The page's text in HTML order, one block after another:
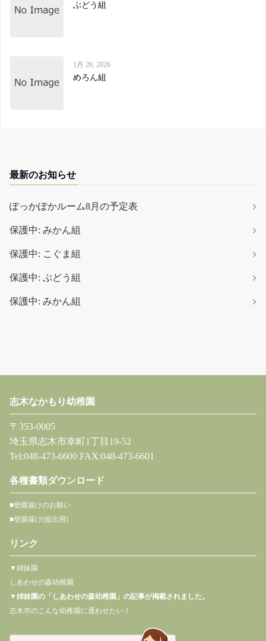
ぶどう組
1月 26, 2026
めろん組
最新のお知らせ
ぽっかぽかルーム8月の予定表
保護中: みかん組
保護中: こぐま組
保護中: ぶどう組
保護中: みかん組
志木なかもり幼稚園
〒353-0005
埼玉県志木市幸町1丁目19-52
Tel:048-473-6600 FAX:048-473-6601
各種書類ダウンロード
■登園届けのお願い
■登園届け(提出用)
リンク
▼姉妹園
しあわせの森幼稚園
▼姉妹園の「しあわせの森幼稚園」の記事が掲載されました。
志木市のこんな幼稚園に通わせたい！